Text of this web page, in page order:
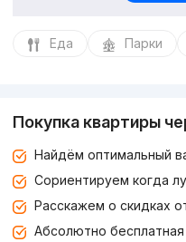
Еда Парки
Покупка квартиры
Найдём оптимальный
Сориентируем когда
Расскажем о скидках
Абсолютно бесплатная